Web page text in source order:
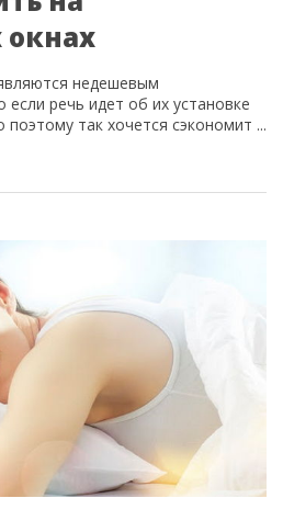
окнах
недешевым
речь идет об их установке
так хочется сэкономит ...